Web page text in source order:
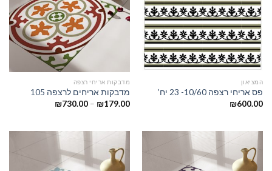
המציאון
פס אריחי רצפה 10/60- 23 יח’
₪600.00
מדבקות אריחי רצפה
מדבקות אריחים לרצפה 105
₪179.00
–
₪730.00